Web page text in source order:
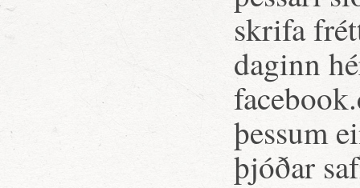
skrifa
daginn
þessum
þjóðar